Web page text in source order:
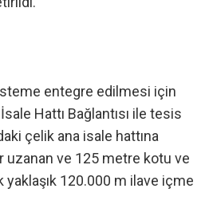
entegre edilmesi için
Hattı Bağlantısı ile tesis
çelik ana isale hattına
uzanan ve 125 metre kotu ve
yaklaşık 120.000 m ilave içme